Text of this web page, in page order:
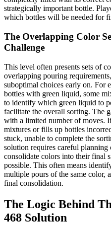
strategically important bottle.
which bottles will be needed for
The Overlapping Color
Challenge
This level often presents sets of
overlapping pouring
suboptimal choices early on. For
bottles with green liquid, some
to identify which green liquid to
facilitate the overall sorting. The
with a limited number of moves.
mixtures or fills up bottles
stuck, unable to complete the
solution requires careful planning
consolidate colors into their final
possible. This often means
multiple pours of the same color,
final consolidation.
The Logic Behind
468 Solution